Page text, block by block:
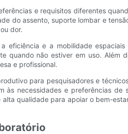
e requisitos diferentes
do assento, suporte lombar e
dor.
eficiência e a mobilidade
quando não estiver em uso. Além
e profissional.
para pesquisadores e
necessidades e preferências de
qualidade para apoiar o bem-